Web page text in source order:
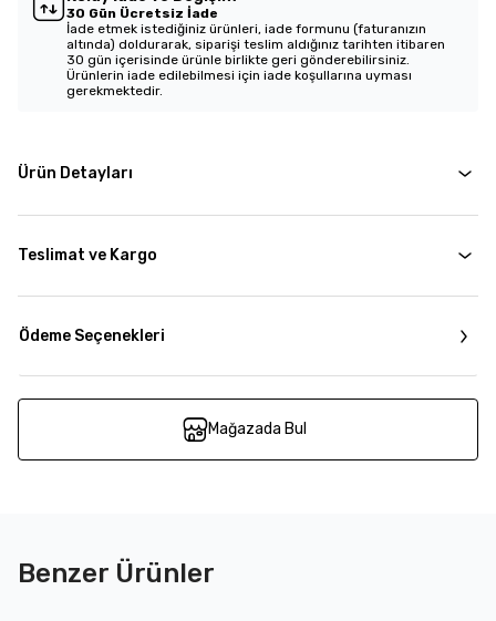
30 Gün Ücretsiz İade
İade etmek istediğiniz ürünleri, iade formunu (faturanızın
altında) doldurarak, siparişi teslim aldığınız tarihten itibaren
30 gün içerisinde ürünle birlikte geri gönderebilirsiniz.
Ürünlerin iade edilebilmesi için iade koşullarına uyması
gerekmektedir.
Ürün Detayları
Teslimat ve Kargo
Ödeme Seçenekleri
Mağazada Bul
Benzer Ürünler